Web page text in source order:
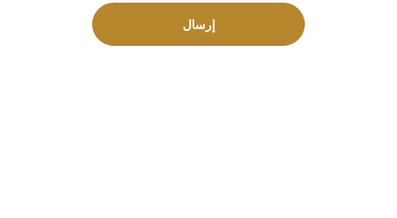
بمعلومات تسويقية
إرسال